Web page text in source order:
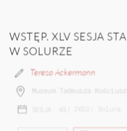
WSTĘP. XLV SESJA
W SOLURZE
Teresa Ackermann
Muzeum Tadeusza
SESJA: 45